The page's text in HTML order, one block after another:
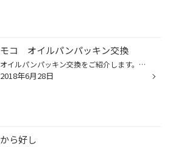
モコ オイルパンパッキン交換
オイルパンパッキン交換をご紹介します。車は日産「モコ」です。車検のご依頼を受けた車です。見積もりの時にオイルパンからオイル漏れをしていたので交換しました。パッキンは液体パッキンを使用しています。オイルパンを外して古いパッキンを剥がして新しい液体パッキンを塗ります。 車検、整備の...
2018年6月28日
から好し